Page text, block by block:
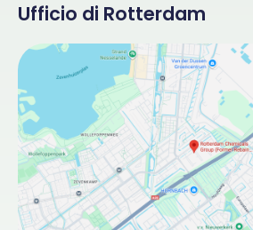
Ufficio di Rotterdam